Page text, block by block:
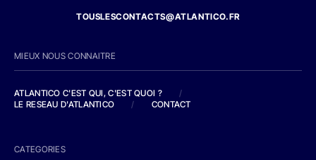
TOUSLESCONTACTS@ATLANTICO.FR
MIEUX NOUS CONNAITRE
ATLANTICO C'EST QUI, C'EST QUOI ?
/
LE RESEAU D'ATLANTICO
/ CONTACT
CATEGORIES